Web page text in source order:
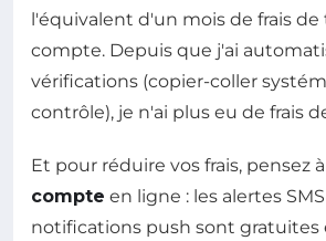
l'équivalent d'un mois de frais
compte. Depuis que j'ai
vérifications (copier-coller
contrôle), je n'ai plus eu de frais
Et pour réduire vos frais, pensez
compte en ligne : les alertes
notifications push sont gratuites